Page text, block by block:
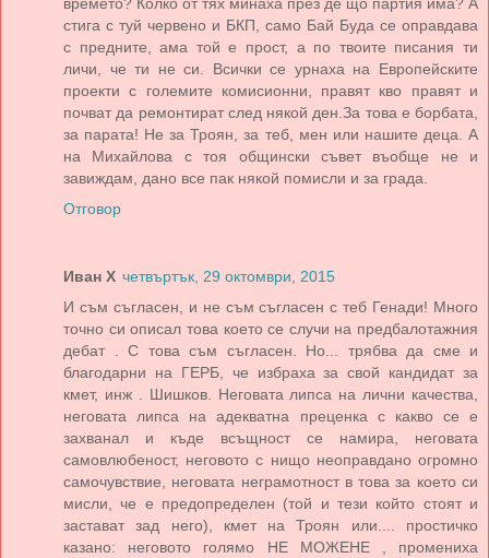
стига с туй червено и БКП, само Бай Буда се оправдава
с предните, ама той е прост, а по твоите писания ти
личи, че ти не си. Всички се урнаха на Европейските
проекти с големите комисионни, правят кво правят и
почват да ремонтират след някой ден.За това е борбата,
за парата! Не за Троян, за теб, мен или нашите деца. А
на Михайлова с тоя общински съвет въобще не и
завиждам, дано все пак някой помисли и за града.
Отговор
Иван Х четвъртък, 29 октомври, 2015
И съм съгласен, и не съм съгласен с теб Генади! Много
точно си описал това което се случи на предбалотажния
дебат . С това съм съгласен. Но... трябва да сме и
благодарни на ГЕРБ, че избраха за свой кандидат за
кмет, инж . Шишков. Неговата липса на лични качества,
неговата липса на адекватна преценка с какво се е
захванал и къде всъщност се намира, неговата
самовлюбеност, неговото с нищо неоправдано огромно
самочувствие, неговата неграмотност в това за което си
мисли, че е предопределен (той и тези който стоят и
застават зад него), кмет на Троян или.... простичко
казано: неговото голямо НЕ МОЖЕНЕ , промениха